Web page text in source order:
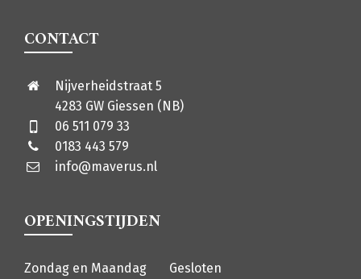
CONTACT
Nijverheidstraat 5
4283 GW Giessen (NB)
06 511 079 33
0183 443 579
info@maverus.nl
OPENINGSTIJDEN
Zondag en Maandag
Gesloten